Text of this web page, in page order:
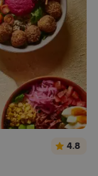
4.8